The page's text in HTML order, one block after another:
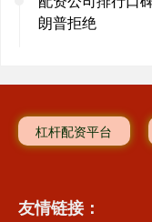
朗普拒绝
杠杆配资平台
友情链接：